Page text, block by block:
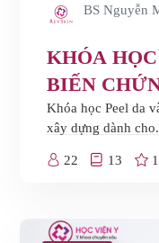
BS Nguyễn
KHÓA
BIẾN
Khóa học Peel da
xây dựng dành
22 13 1